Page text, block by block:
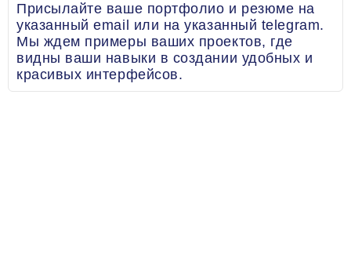
Присылайте ваше портфолио и резюме на
указанный email или на указанный telegram.
Мы ждем примеры ваших проектов, где
видны ваши навыки в создании удобных и
красивых интерфейсов.